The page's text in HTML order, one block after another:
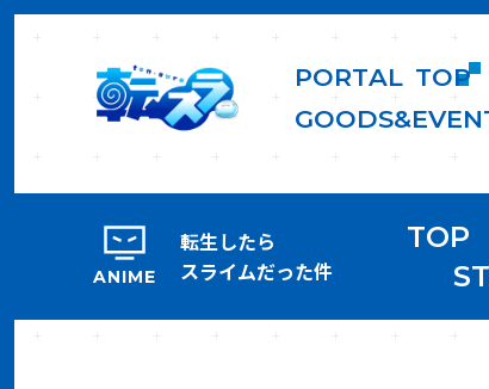
PORTAL TOP
GOODS&EVEN
ANIME
転生したら
スライムだった件
TOP